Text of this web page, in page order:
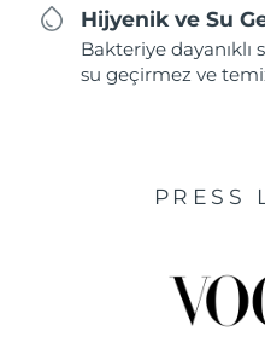
Hijyenik ve Su
Bakteriye dayanıklı
su geçirmez ve
PRESS